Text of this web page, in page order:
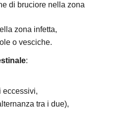
di bruciore nella zona
zona infetta,
o vesciche.
:
eccessivi,
tra i due),